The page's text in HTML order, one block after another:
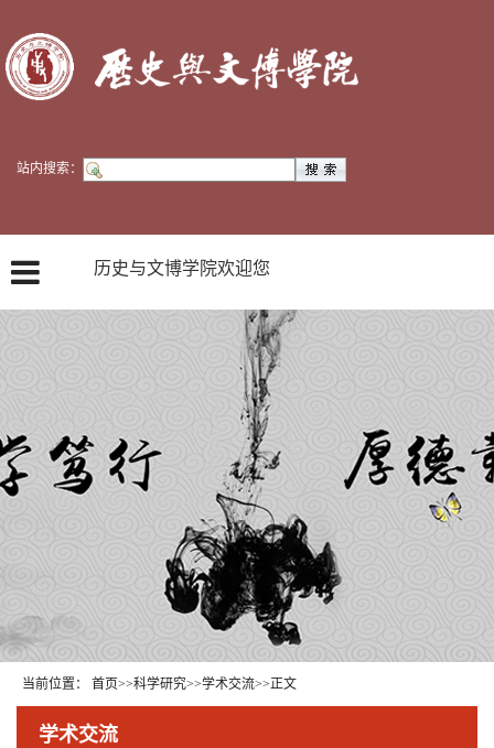
站内搜索：
历史与文博学院欢迎您
当前位置： 首页>>科学研究>>学术交流>>正文
学术交流